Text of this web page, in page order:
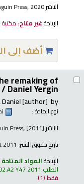
الناشر:Press, 2020
الإتاحة:غير متاح:
أضف إلى
remaking of
/Daniel Yergin.
by
[author]
نوع المادة :
الناشر:Press, [2011]
تاريخ حقوق النشر:
الإتاحة:المواد المتاحة
الطلب:Y47 2011
فقط(1).